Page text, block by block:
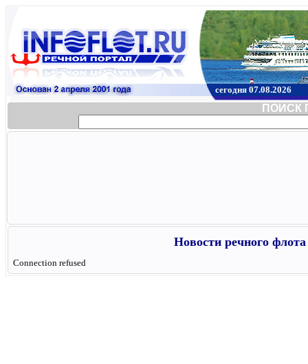
сегодня 07.08.2026
ПОИСК
Новости речного
Connection refused